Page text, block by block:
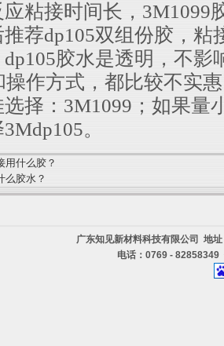
粘接时间长，3M1099
荐dp105双组份胶，粘
胶水是透明，不影
操作方式，都比较不实
择：3M1099；如果量
。
用什么胶？
么胶水？
广东知见新材料科技有限公司 地
电话：0769 -